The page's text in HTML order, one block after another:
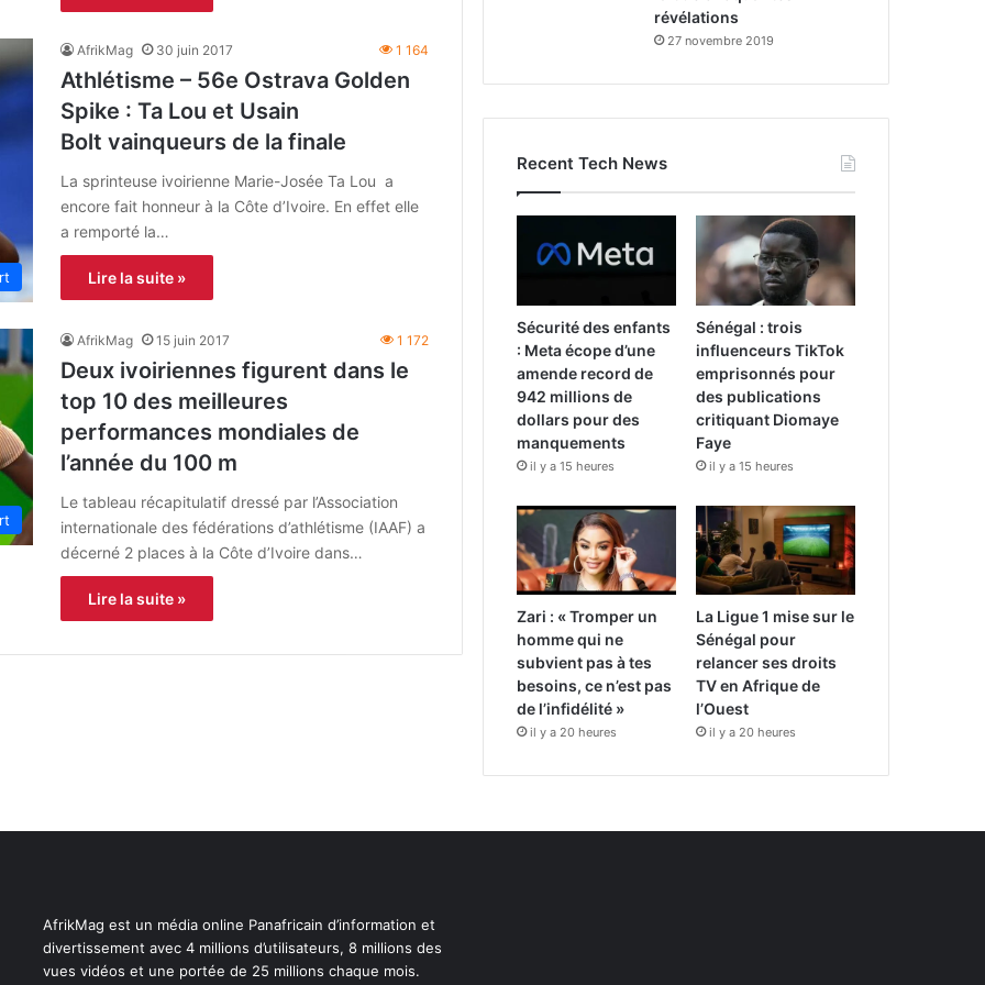
AfrikMag 30 juin 2017 1 164
Athlétisme – 56e Ostrava Golden
Spike : Ta Lou et Usain
Bolt vainqueurs de la finale
La sprinteuse ivoirienne Marie-Josée Ta Lou a
encore fait honneur à la Côte d’Ivoire. En effet elle
a remporté la…
Lire la suite »
AfrikMag 15 juin 2017 1 172
Deux ivoiriennes figurent dans le
top 10 des meilleures
performances mondiales de
l’année du 100 m
Le tableau récapitulatif dressé par l’Association
internationale des fédérations d’athlétisme (IAAF) a
décerné 2 places à la Côte d’Ivoire dans…
Lire la suite »
révélations
27 novembre 2019
Recent Tech News
Sécurité des enfants
: Meta écope d’une
amende record de
942 millions de
dollars pour des
manquements
il y a 15 heures
Sénégal : trois
influenceurs TikTok
emprisonnés pour
des publications
critiquant Diomaye
Faye
il y a 15 heures
Zari : « Tromper un
homme qui ne
subvient pas à tes
besoins, ce n’est pas
de l’infidélité »
il y a 20 heures
La Ligue 1 mise sur le
Sénégal pour
relancer ses droits
TV en Afrique de
l’Ouest
il y a 20 heures
AfrikMag est un média online Panafricain d’information et
divertissement avec 4 millions d’utilisateurs, 8 millions des
vues vidéos et une portée de 25 millions chaque mois.